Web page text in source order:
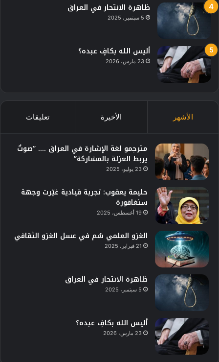
ظاهرة الانتحار في العراق
5 سبتمبر، 2025
أليس الله بكافٍ عبده؟
23 مارس، 2026
الأشهر الأخيرة تعليقات
مترجمو لغة الإشارة في العراق …. “صوتٌ
يربط العزلة بالمشاركة”
23 يوليو، 2025
حليمة يعقوب: تجربة قيادية غيّرت وجهة
سنغافورة
19 أغسطس، 2025
الغزو العلمي سُم في عسل الغزو الثقافي
21 فبراير، 2025
ظاهرة الانتحار في العراق
5 سبتمبر، 2025
أليس الله بكافٍ عبده؟
23 مارس، 2026